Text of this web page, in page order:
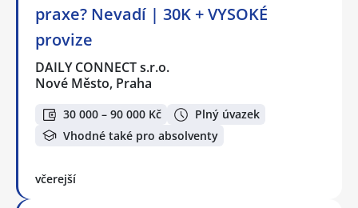
praxe? Nevadí | 30K + VYSOKÉ
provize
DAILY CONNECT s.r.o.
Nové Město, Praha
30 000 – 90 000 Kč
Plný úvazek
Vhodné také pro absolventy
včerejší